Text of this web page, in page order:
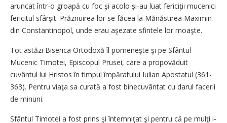
aruncat într-o groapă cu foc şi acolo şi-au luat fericiţii mucenici
fericitul sfârşit. Prăznuirea lor se făcea la Mănăstirea Maximin
din Constantinopol, unde erau aşezate sfintele lor moaşte.
Tot astăzi Biserica Ortodoxă îl pomeneşte şi pe Sfântul
Mucenic Timotei, Episcopul Prusei, care a propovăduit
cuvântul lui Hristos în timpul împăratului Iulian Apostatul (361-
363). Pentru viaţa sa curată a fost binecuvântat cu darul ­facerii
de minuni.
Sfântul Timotei a fost prins şi întemniţat şi pentru că pe mulţi i-